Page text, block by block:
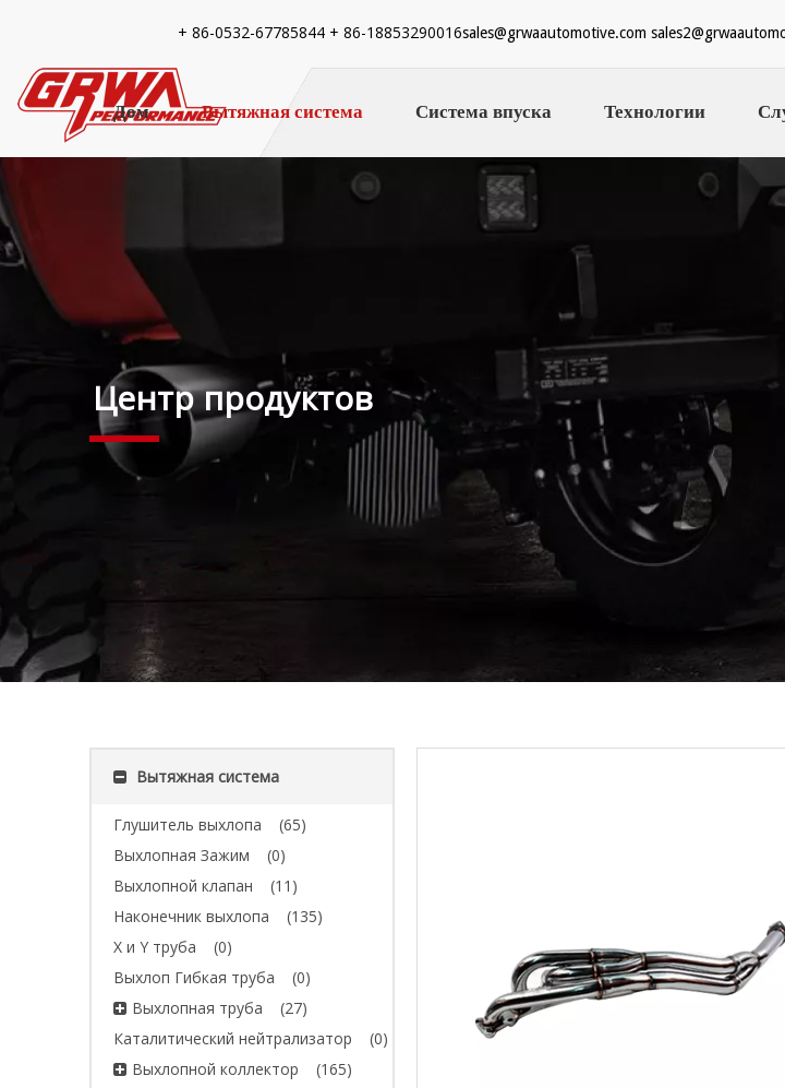
+ 86-0532-67785844 + 86-18853290016sales@grwaautomotive.com
Дом Вытяжная система Система впуска Технологии
Центр продуктов
Вытяжная система
Глушитель выхлопа
(65)
Выхлопная Зажим
(0)
Выхлопной клапан
(11)
Наконечник выхлопа
(135)
X и Y труба
(0)
Выхлоп Гибкая труба
(0)
Выхлопная труба
(27)
Каталитический нейтрализатор
(0)
Выхлопной коллектор
(165)